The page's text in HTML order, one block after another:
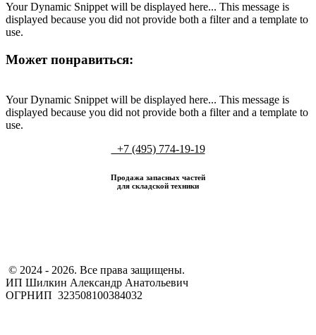
Your Dynamic Snippet will be displayed here... This message is
displayed because you did not provide both a filter and a template to
use.
Может понравиться:
Your Dynamic Snippet will be displayed here... This message is
displayed because you did not provide both a filter and a template to
use.
+7 (495) 774-19-19
Продажа запасных частей
для складской техники
​ © 2024 - 2026. Все права защищены.
ИП Шилкин Александр Анатольевич
ОГРНИП 323508100384032